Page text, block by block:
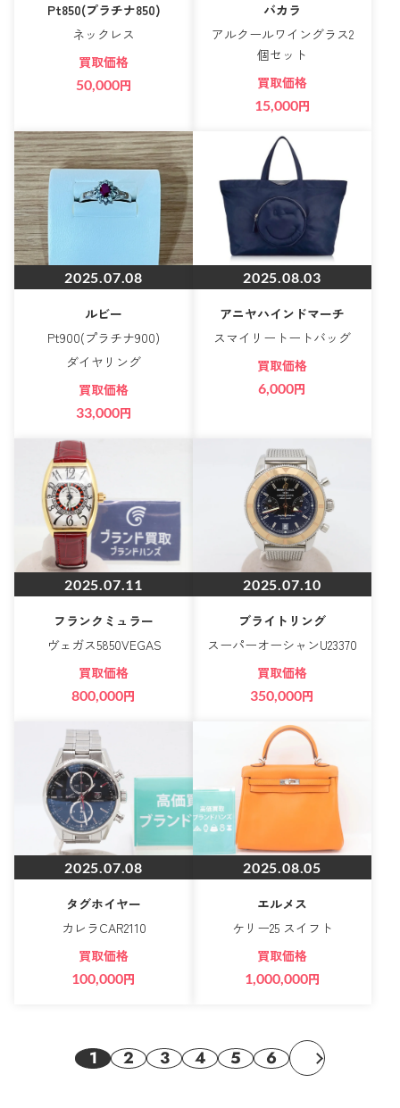
Pt850(プラチナ850)
ネックレス
買取価格
50,000円
バカラ
アルクールワイングラス2
個セット
買取価格
15,000円
2025.07.08
ルビー
Pt900(プラチナ900)
ダイヤリング
買取価格
33,000円
2025.08.03
アニヤハインドマーチ
スマイリートートバッグ
買取価格
6,000円
2025.07.11
フランクミュラー
ヴェガス5850VEGAS
買取価格
800,000円
2025.07.10
ブライトリング
スーパーオーシャンU23370
買取価格
350,000円
2025.07.08
タグホイヤー
カレラCAR2110
買取価格
100,000円
2025.08.05
エルメス
ケリー25 スイフト
買取価格
1,000,000円
1 2 3 4 5 6